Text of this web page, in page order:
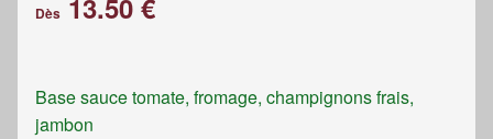
Dès 13.50 €
Base sauce tomate, fromage, champignons frais,
jambon